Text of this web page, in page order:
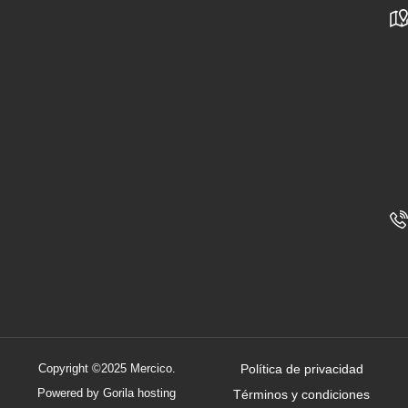
Copyright ©2025 Mercico.
Powered by Gorila hosting
Política de privacidad
Términos y condiciones